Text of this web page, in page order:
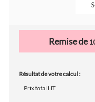
Remise de
Résultat de votre calcul :
Prix total HT